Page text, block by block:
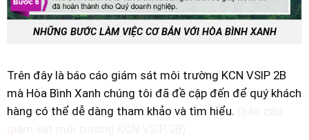
NHỮNG BƯỚC LÀM VIỆC CƠ BẢN VỚI HÒA BÌNH XANH
Trên đây là báo cáo giám sát môi trường KCN VSIP 2B
mà Hòa Bình Xanh chúng tôi đã đề cập đến để quý khách
hàng có thể dễ dàng tham khảo và tìm hiểu.